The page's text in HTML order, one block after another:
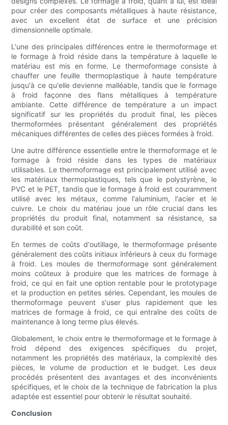
pour créer des composants métalliques à haute résistance,
avec un excellent état de surface et une précision
dimensionnelle optimale.
L'une des principales différences entre le thermoformage et
le formage à froid réside dans la température à laquelle le
matériau est mis en forme. Le thermoformage consiste à
chauffer une feuille thermoplastique à haute température
jusqu'à ce qu'elle devienne malléable, tandis que le formage
à froid façonne des flans métalliques à température
ambiante. Cette différence de température a un impact
significatif sur les propriétés du produit final, les pièces
thermoformées présentant généralement des propriétés
mécaniques différentes de celles des pièces formées à froid.
Une autre différence essentielle entre le thermoformage et le
formage à froid réside dans les types de matériaux
utilisables. Le thermoformage est principalement utilisé avec
les matériaux thermoplastiques, tels que le polystyrène, le
PVC et le PET, tandis que le formage à froid est couramment
utilisé avec les métaux, comme l'aluminium, l'acier et le
cuivre. Le choix du matériau joue un rôle crucial dans les
propriétés du produit final, notamment sa résistance, sa
durabilité et son coût.
En termes de coûts d'outillage, le thermoformage présente
généralement des coûts initiaux inférieurs à ceux du formage
à froid. Les moules de thermoformage sont généralement
moins coûteux à produire que les matrices de formage à
froid, ce qui en fait une option rentable pour le prototypage
et la production en petites séries. Cependant, les moules de
thermoformage peuvent s'user plus rapidement que les
matrices de formage à froid, ce qui entraîne des coûts de
maintenance à long terme plus élevés.
Globalement, le choix entre le thermoformage et le formage à
froid dépend des exigences spécifiques du projet,
notamment les propriétés des matériaux, la complexité des
pièces, le volume de production et le budget. Les deux
procédés présentent des avantages et des inconvénients
spécifiques, et le choix de la technique de fabrication la plus
adaptée est essentiel pour obtenir le résultat souhaité.
Conclusion